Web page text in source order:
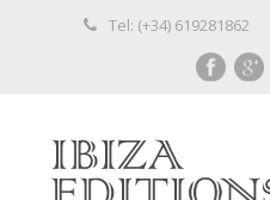
Tel: (+34) 619281862